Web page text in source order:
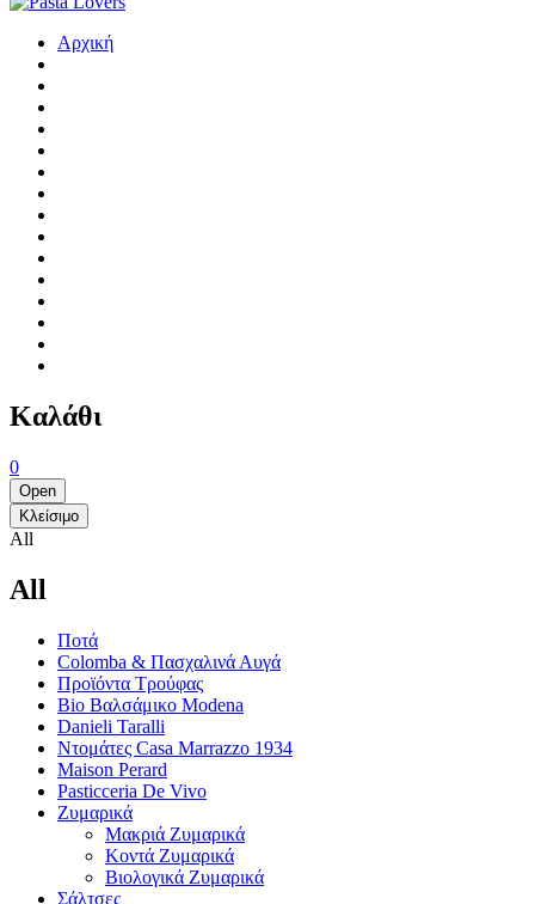
Αρχική
Καλάθι
0
Open
Κλείσιμο
All
All
Ποτά
Colomba & Πασχαλινά Αυγά
Προϊόντα Τρούφας
Bio Βαλσάμικο Modena
Danieli Taralli
Ντομάτες Casa Marrazzo 1934
Maison Perard
Pasticceria De Vivo
Ζυμαρικά
Μακριά Ζυμαρικά
Κοντά Ζυμαρικά
Βιολογικά Ζυμαρικά
Σάλτσες